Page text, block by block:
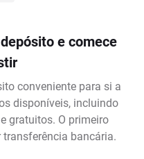
e comece
conveniente para si a
disponíveis, incluindo
gratuitos. O primeiro
bancária.